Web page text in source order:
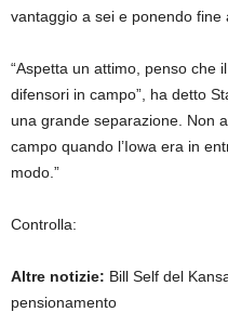
vantaggio a sei e ponendo fine
“Aspetta un attimo, penso che
difensori in campo”, ha detto
una grande separazione. Non
campo quando l’Iowa era in
modo.”
Controlla:
Altre notizie: Bill Self del
pensionamento